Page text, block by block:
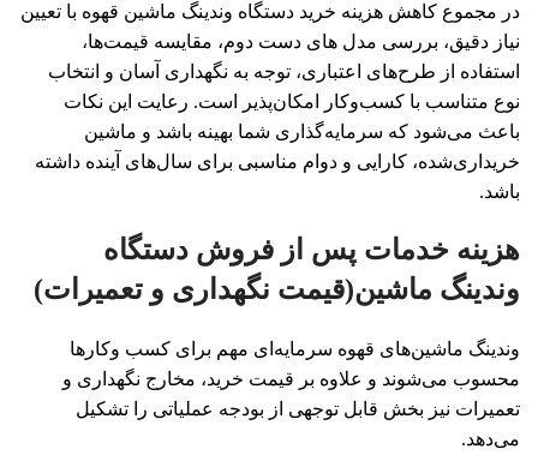
در مجموع کاهش هزینه خرید دستگاه وندینگ ماشین قهوه با تعیین
نیاز دقیق، بررسی مدل های دست دوم، مقایسه قیمت‌ها،
استفاده از طرح‌های اعتباری، توجه به نگهداری آسان و انتخاب
نوع متناسب با کسب‌وکار امکان‌پذیر است. رعایت این نکات
باعث می‌شود که سرمایه‌گذاری شما بهینه باشد و ماشین
خریداری‌شده، کارایی و دوام مناسبی برای سال‌های آینده داشته
باشد.
هزینه خدمات پس از فروش دستگاه
وندینگ ماشین(قیمت نگهداری و تعمیرات)
وندینگ ماشین‌های قهوه سرمایه‌ای مهم برای کسب‌ وکارها
محسوب می‌شوند و علاوه بر قیمت خرید، مخارج نگهداری و
تعمیرات نیز بخش قابل توجهی از بودجه عملیاتی را تشکیل
می‌دهد.